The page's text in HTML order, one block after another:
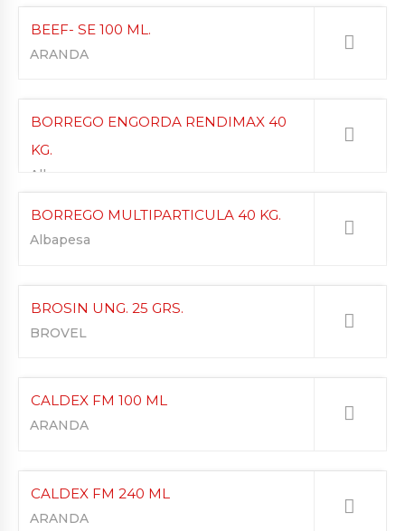
BEEF- SE 100 ML.
ARANDA
BORREGO ENGORDA RENDIMAX 40
KG.
Albapesa
BORREGO MULTIPARTICULA 40 KG.
Albapesa
BROSIN UNG. 25 GRS.
BROVEL
CALDEX FM 100 ML
ARANDA
CALDEX FM 240 ML
ARANDA